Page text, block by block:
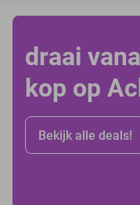
draai
kop op
Bekijk alle deals!